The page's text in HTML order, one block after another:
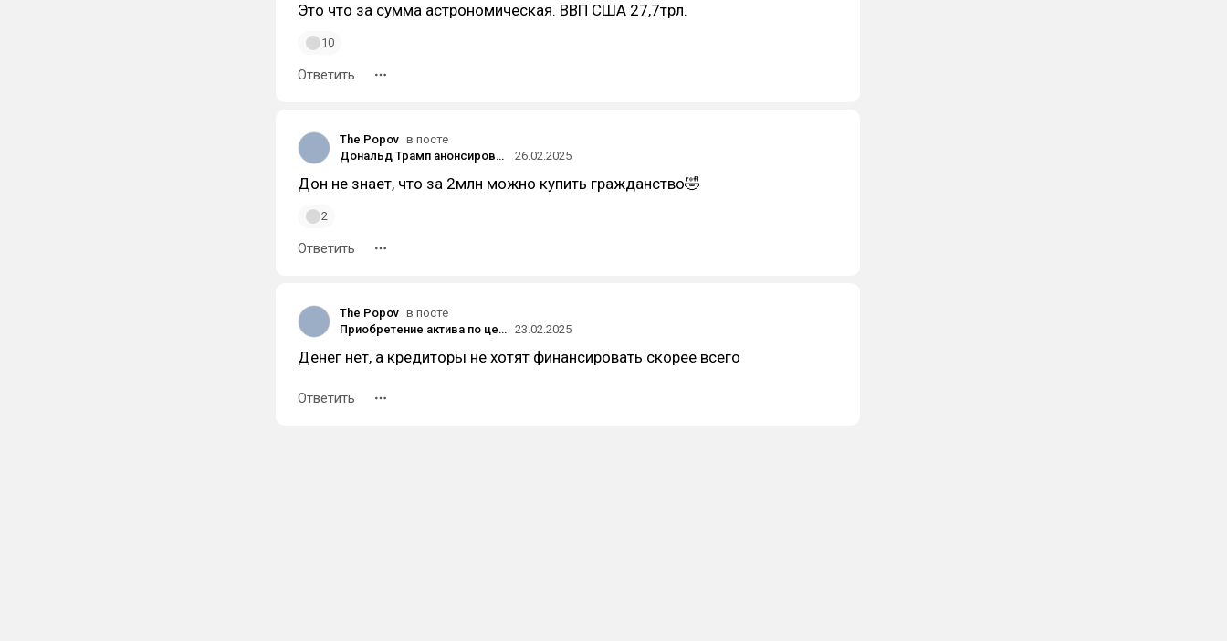
Это что за сумма астрономическая. ВВП США 27,7трл.
10
Ответить
The Popov в посте
Дональд Трамп анонсировал продажу «золотых» ВНЖ за $5 млн
26.02.2025
Дон не знает, что за 2млн можно купить гражданство🤣
2
Ответить
The Popov в посте
Приобретение актива по цене ниже рынка. Что следует знать покупателю? 23.02.2025
Денег нет, а кредиторы не хотят финансировать скорее всего
Ответить